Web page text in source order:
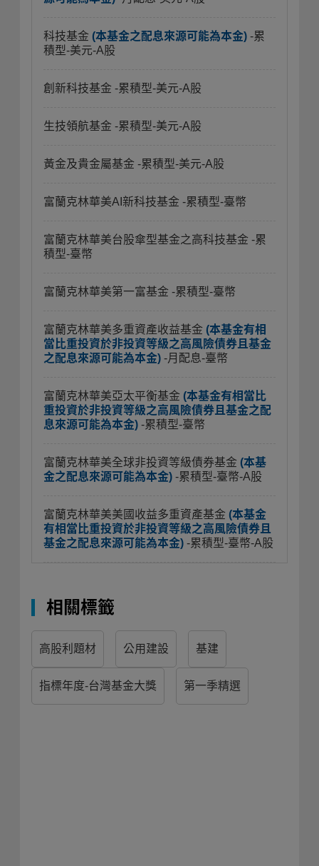
科技基金 (本基金之配息來源可能為本金) -累
積型-美元-A股
創新科技基金 -累積型-美元-A股
生技領航基金 -累積型-美元-A股
黃金及貴金屬基金 -累積型-美元-A股
富蘭克林華美AI新科技基金 -累積型-臺幣
富蘭克林華美台股傘型基金之高科技基金 -累
積型-臺幣
富蘭克林華美第一富基金 -累積型-臺幣
富蘭克林華美多重資產收益基金 (本基金有相
當比重投資於非投資等級之高風險債券且基金
之配息來源可能為本金) -月配息-臺幣
富蘭克林華美亞太平衡基金 (本基金有相當比
重投資於非投資等級之高風險債券且基金之配
息來源可能為本金) -累積型-臺幣
富蘭克林華美全球非投資等級債券基金 (本基
金之配息來源可能為本金) -累積型-臺幣-A股
富蘭克林華美美國收益多重資產基金 (本基金
有相當比重投資於非投資等級之高風險債券且
基金之配息來源可能為本金) -累積型-臺幣-A股
相關標籤
高股利題材 公用建設 基建
指標年度-台灣基金大獎 第一季精選